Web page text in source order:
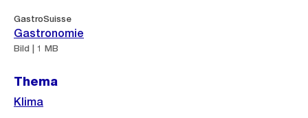
GastroSuisse
Gastronomie
Bild | 1 MB
Thema
Klima